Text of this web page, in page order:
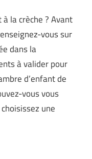
la crèche ? Avant
vous sur
dans la
à valider pour
d’enfant de
vous vous
une